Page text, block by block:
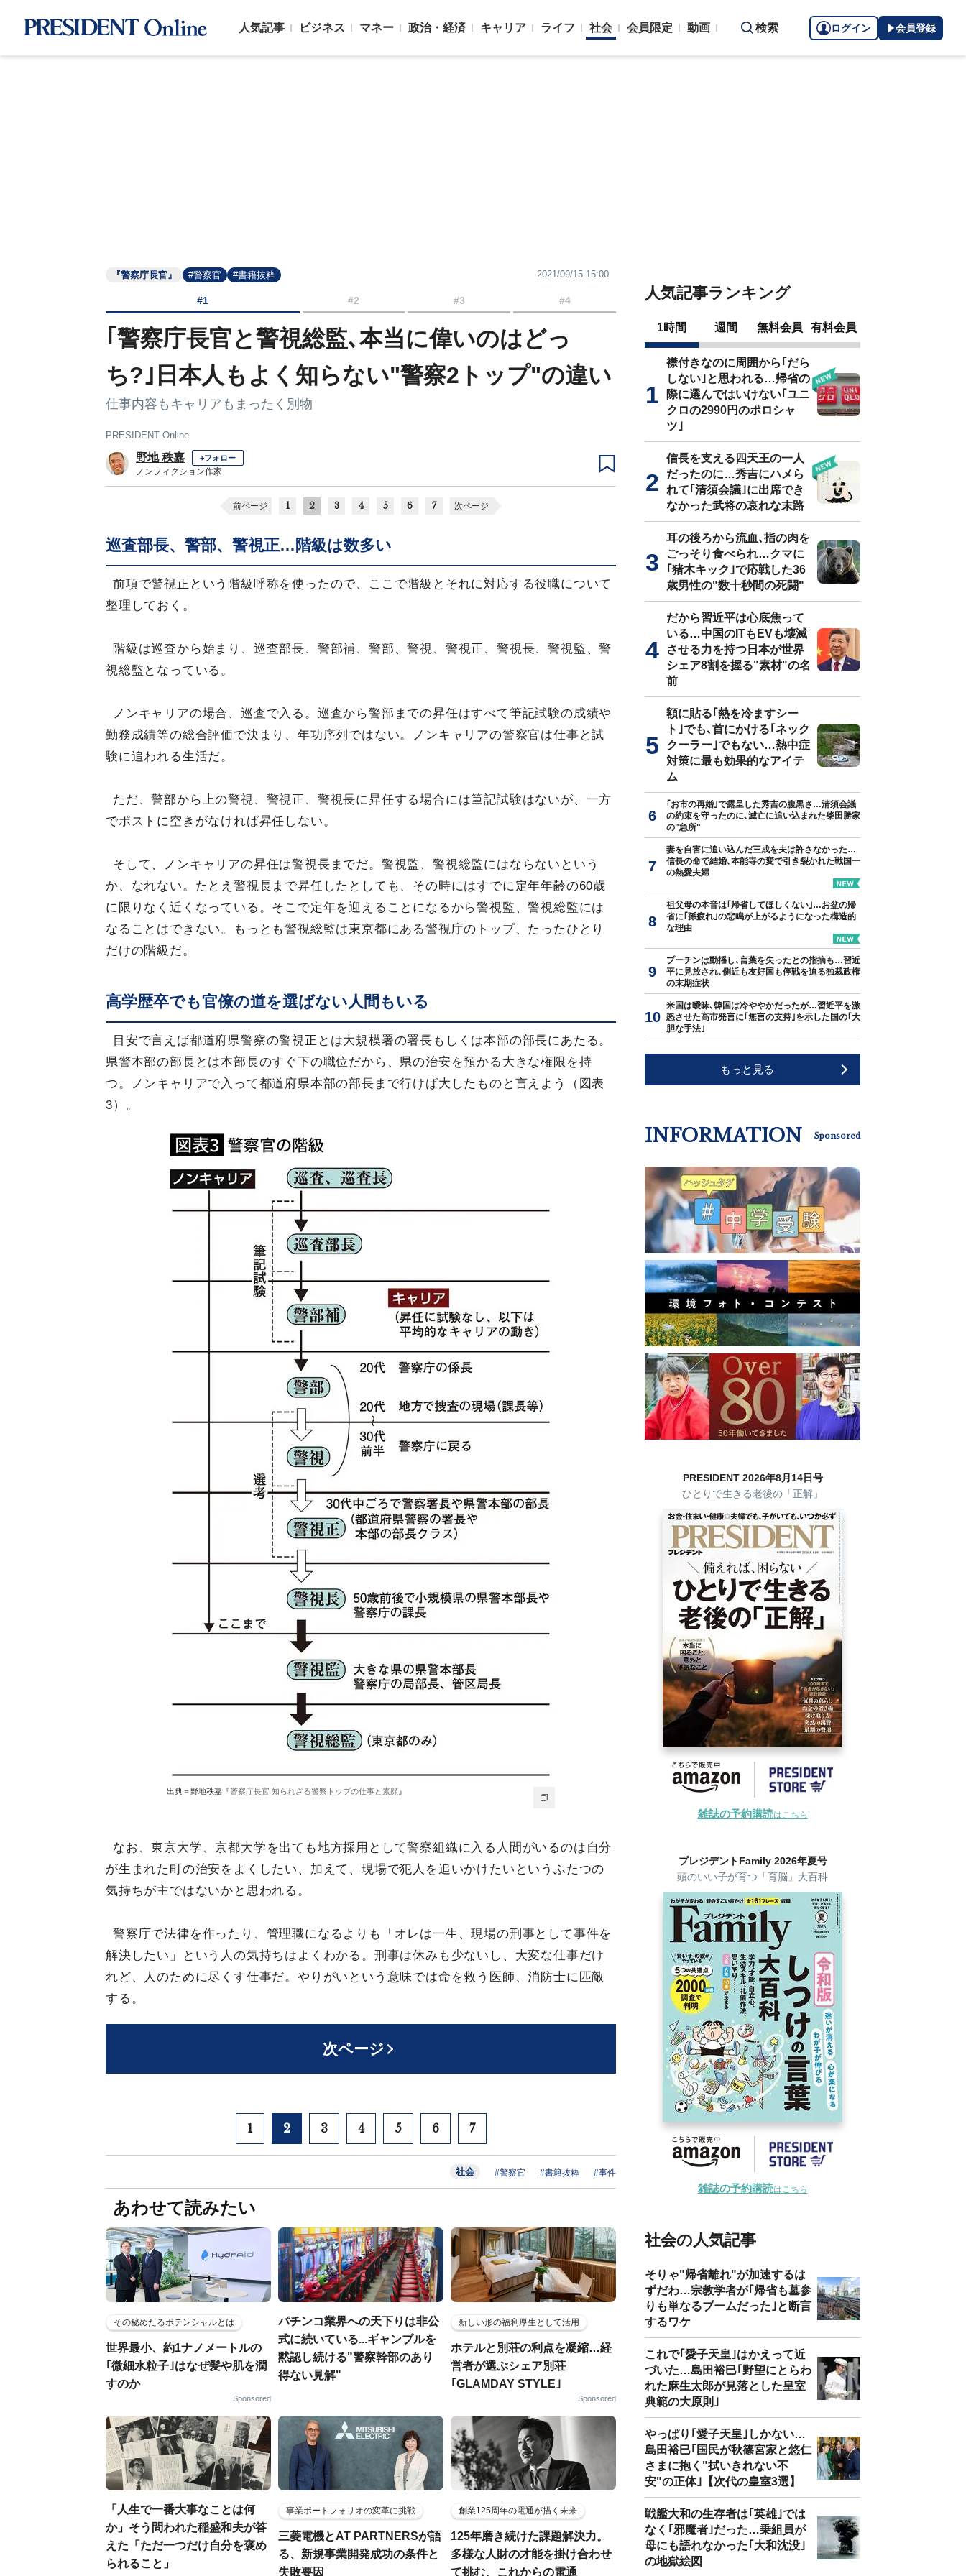
人気記事 ビジネス マネー 政治・経済 キャリア ライフ 社会 会員限定 動画 検索 ログイン 会員登録
『警察庁長官』 #警察官 #書籍抜粋 2021/09/15 15:00
#1 #2 #3 #4
｢警察庁長官と警視総監､本当に偉いのはどっ
ち?｣日本人もよく知らない"警察2トップ"の違い
仕事内容もキャリアもまったく別物
PRESIDENT Online
野地 秩嘉 +フォロー
ノンフィクション作家
前ページ 1 2 3 4 5 6 7 次ページ
巡査部長、警部、警視正…階級は数多い
前項で警視正という階級呼称を使ったので、ここで階級とそれに対応する役職について
整理しておく。
階級は巡査から始まり、巡査部長、警部補、警部、警視、警視正、警視長、警視監、警
視総監となっている。
ノンキャリアの場合、巡査で入る。巡査から警部までの昇任はすべて筆記試験の成績や
勤務成績等の総合評価で決まり、年功序列ではない。ノンキャリアの警察官は仕事と試
験に追われる生活だ。
ただ、警部から上の警視、警視正、警視長に昇任する場合には筆記試験はないが、一方
でポストに空きがなければ昇任しない。
そして、ノンキャリアの昇任は警視長までだ。警視監、警視総監にはならないという
か、なれない。たとえ警視長まで昇任したとしても、その時にはすでに定年年齢の60歳
に限りなく近くなっている。そこで定年を迎えることになるから警視監、警視総監には
なることはできない。もっとも警視総監は東京都にある警視庁のトップ、たったひとり
だけの階級だ。
高学歴卒でも官僚の道を選ばない人間もいる
目安で言えば都道府県警察の警視正とは大規模署の署長もしくは本部の部長にあたる。
県警本部の部長とは本部長のすぐ下の職位だから、県の治安を預かる大きな権限を持
つ。ノンキャリアで入って都道府県本部の部長まで行けば大したものと言えよう（図表
3）。
出典＝野地秩嘉『警察庁長官 知られざる警察トップの仕事と素顔 』
なお、東京大学、京都大学を出ても地方採用として警察組織に入る人間がいるのは自分
が生まれた町の治安をよくしたい、加えて、現場で犯人を追いかけたいというふたつの
気持ちが主ではないかと思われる。
警察庁で法律を作ったり、管理職になるよりも「オレは一生、現場の刑事として事件を
解決したい」という人の気持ちはよくわかる。刑事は休みも少ないし、大変な仕事だけ
れど、人のために尽くす仕事だ。やりがいという意味では命を救う医師、消防士に匹敵
する。
次ページ
1 2 3 4 5 6 7
社会 #警察官 #書籍抜粋 #事件
あわせて読みたい
その秘めたるポテンシャルとは
世界最小、約1ナノメートルの
｢微細水粒子｣はなぜ髪や肌を潤
すのか
Sponsored
パチンコ業界への天下りは非公
式に続いている...ギャンブルを
黙認し続ける"警察幹部のあり
得ない見解"
新しい形の福利厚生として活用
ホテルと別荘の利点を凝縮…経
営者が選ぶシェア別荘
｢GLAMDAY STYLE｣
Sponsored
「人生で一番大事なことは何
か」そう問われた稲盛和夫が答
えた「ただ一つだけ自分を褒め
られること」
事業ポートフォリオの変革に挑戦
三菱電機とAT PARTNERSが語
る、新規事業開発成功の条件と
失敗要因
創業125周年の電通が描く未来
125年磨き続けた課題解決力。
多様な人財の才能を掛け合わせ
て挑む、これからの電通
人気記事ランキング
1時間 週間 無料会員 有料会員
襟付きなのに周囲から｢だら
しない｣と思われる…帰省の
際に選んではいけない｢ユニ
クロの2990円のポロシャ
ツ｣
信長を支える四天王の一人
だったのに…秀吉にハメら
れて｢清須会議｣に出席でき
なかった武将の哀れな末路
耳の後ろから流血､指の肉を
ごっそり食べられ…クマに
｢猪木キック｣で応戦した36
歳男性の"数十秒間の死闘"
だから習近平は心底焦って
いる…中国のITもEVも壊滅
させる力を持つ日本が世界
シェア8割を握る"素材"の名
前
額に貼る｢熱を冷ますシー
ト｣でも､首にかける｢ネック
クーラー｣でもない…熱中症
対策に最も効果的なアイテ
ム
｢お市の再婚｣で露呈した秀吉の腹黒さ…清須会議
の約束を守ったのに､滅亡に追い込まれた柴田勝家
の"急所"
妻を自害に追い込んだ三成を夫は許さなかった…
信長の命で結婚､本能寺の変で引き裂かれた戦国一
の熱愛夫婦
祖父母の本音は｢帰省してほしくない｣…お盆の帰
省に｢孫疲れ｣の悲鳴が上がるようになった構造的
な理由
プーチンは動揺し､言葉を失ったとの指摘も…習近
平に見放され､側近も友好国も停戦を迫る独裁政権
の末期症状
米国は曖昧､韓国は冷ややかだったが…習近平を激
怒させた高市発言に｢無言の支持｣を示した国の｢大
胆な手法｣
もっと見る
INFORMATION Sponsored
PRESIDENT 2026年8月14日号
ひとりで生きる老後の「正解」
雑誌の予約購読はこちら
プレジデントFamily 2026年夏号
頭のいい子が育つ「育脳」大百科
雑誌の予約購読はこちら
社会の人気記事
そりゃ"帰省離れ"が加速するは
ずだわ…宗教学者が｢帰省も墓参
りも単なるブームだった｣と断言
するワケ
これで｢愛子天皇｣はかえって近
づいた…島田裕巳｢野望にとらわ
れた麻生太郎が見落とした皇室
典範の大原則｣
やっぱり｢愛子天皇｣しかない…
島田裕巳｢国民が秋篠宮家と悠仁
さまに抱く"拭いきれない不
安"の正体｣【次代の皇室3選】
戦艦大和の生存者は｢英雄｣では
なく｢邪魔者｣だった…乗組員が
母にも語れなかった｢大和沈没｣
の地獄絵図